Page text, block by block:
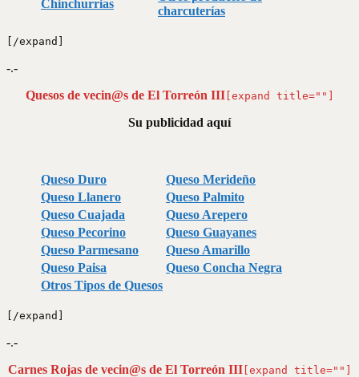
Chinchurrias
charcuterías
[/expand]
-.-
Quesos de vecin@s de El Torreón III [expand title=""]
Su publicidad aquí
Queso Duro
Queso Merideño
Queso Llanero
Queso Palmito
Queso Cuajada
Queso Arepero
Queso Pecorino
Queso Guayanes
Queso Parmesano
Queso Amarillo
Queso Paisa
Queso Concha Negra
Otros Tipos de Quesos
[/expand]
-.-
Carnes Rojas de vecin@s de El Torreón III [expand title=""]